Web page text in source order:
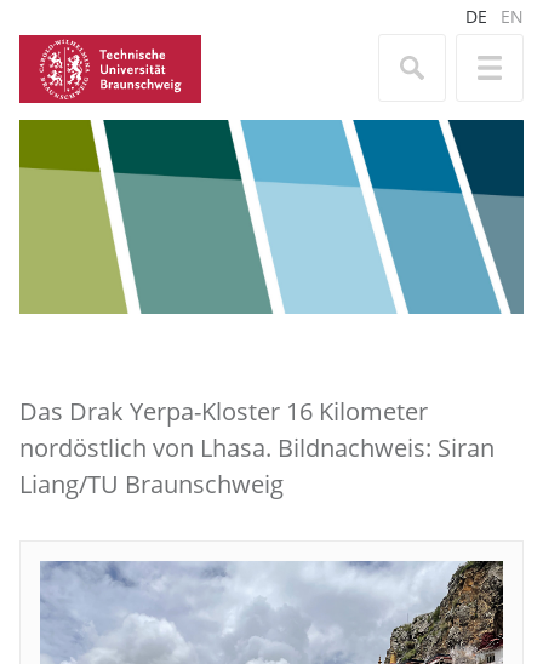
DE EN
Das Drak Yerpa-Kloster 16 Kilometer
nordöstlich von Lhasa. Bildnachweis: Siran
Liang/TU Braunschweig